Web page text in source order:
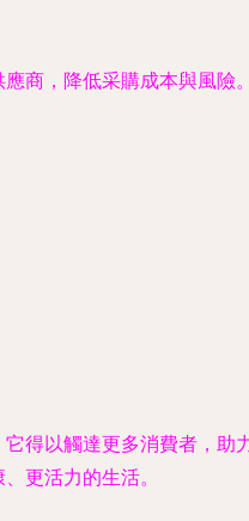
商，降低采購成本與風險。
得以觸達更多消費者，助
更活力的生活。